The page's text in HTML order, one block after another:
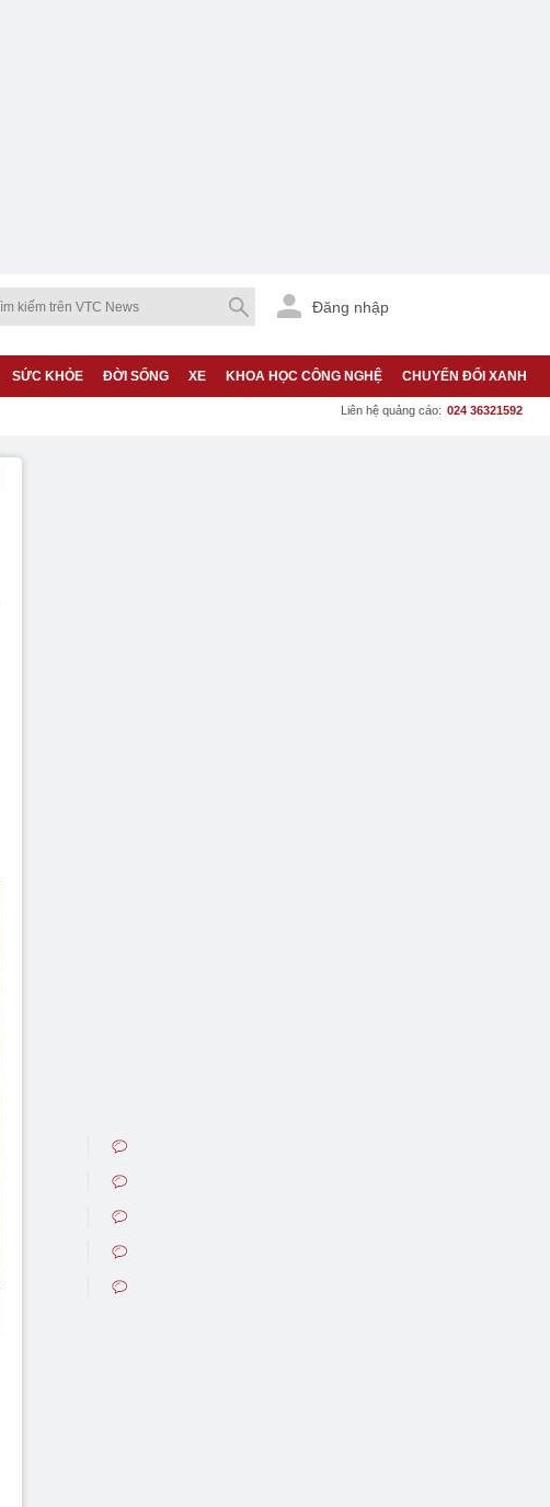
Đăng nhập
SỨC KHỎE ĐỜI SỐNG XE KHOA HỌC CÔNG NGHỆ CHUYỂN ĐỔI XANH
Liên hệ quảng cáo: 024 36321592